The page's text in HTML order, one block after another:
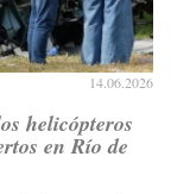
14.06.2026
helicópteros
en Río de